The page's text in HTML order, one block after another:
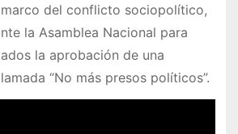
del conflicto sociopolítico,
la Asamblea Nacional para
la aprobación de una
“No más presos políticos”.